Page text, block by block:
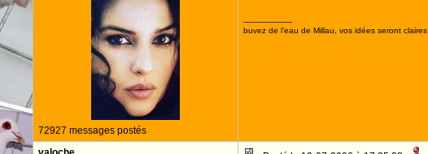
72927 messages postés
--------------------
buvez de l'eau de Millau, vos idées seront claires